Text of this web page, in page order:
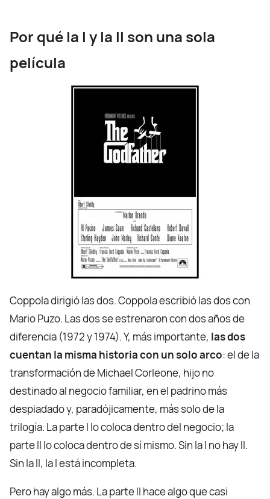
Por qué la I y la II son una sola
película
Coppola dirigió las dos. Coppola escribió las dos con
Mario Puzo. Las dos se estrenaron con dos años de
diferencia (1972 y 1974). Y, más importante, las dos
cuentan la misma historia con un solo arco: el de la
transformación de Michael Corleone, hijo no
destinado al negocio familiar, en el padrino más
despiadado y, paradójicamente, más solo de la
trilogía. La parte I lo coloca dentro del negocio; la
parte II lo coloca dentro de sí mismo. Sin la I no hay II.
Sin la II, la I está incompleta.
Pero hay algo más. La parte II hace algo que casi